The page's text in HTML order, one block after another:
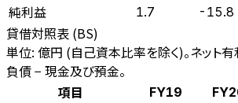
純利益 1.7 -15.8
貸借対照表 (BS)
単位: 億円 (自己資本比率を除く)。ネット
負債 − 現金及び預金。
項目
FY19